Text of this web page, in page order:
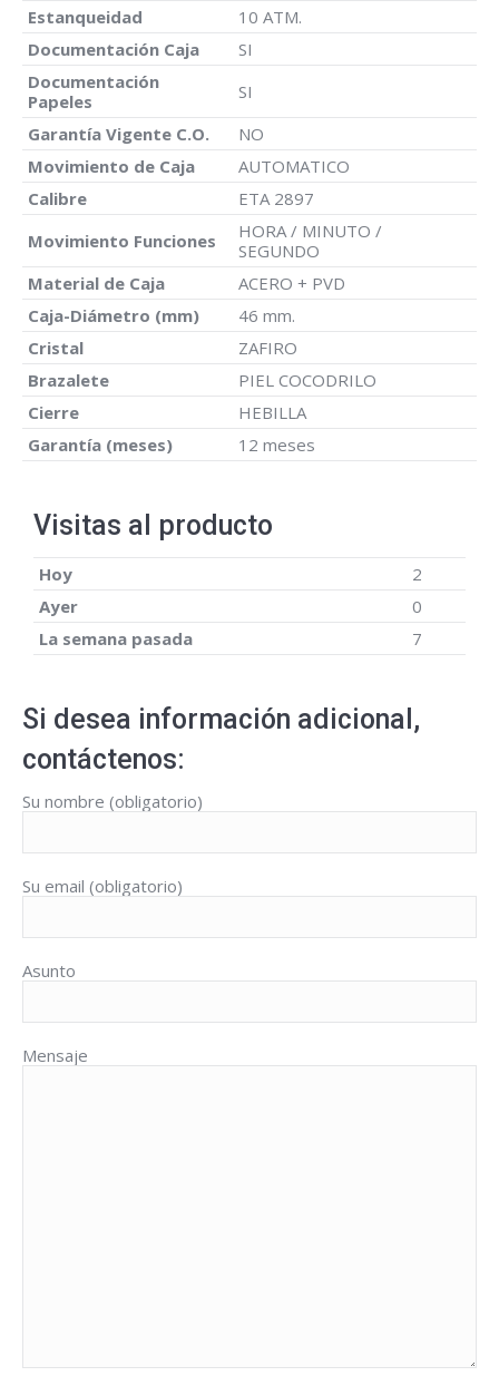
Estanqueidad
10 ATM.
Documentación Caja
SI
Documentación
Papeles
SI
Garantía Vigente C.O.
NO
Movimiento de Caja
AUTOMATICO
Calibre
ETA 2897
Movimiento Funciones
HORA / MINUTO /
SEGUNDO
Material de Caja
ACERO + PVD
Caja-Diámetro (mm)
46 mm.
Cristal
ZAFIRO
Brazalete
PIEL COCODRILO
Cierre
HEBILLA
Garantía (meses)
12 meses
Visitas al producto
Hoy
2
Ayer
0
La semana pasada
7
Si desea información adicional,
contáctenos:
Su nombre (obligatorio)
Su email (obligatorio)
Asunto
Mensaje